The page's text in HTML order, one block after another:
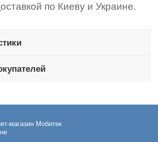
по Киеву и Украине.
магазин Мобитек